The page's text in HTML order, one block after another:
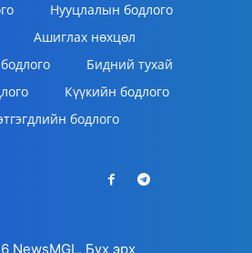
Нууцлалын бодлого
Ашиглах нөхцөл
Бидний тухай
Күүкийн бодлого
бодлого
NewsMGL. Бүх эрх